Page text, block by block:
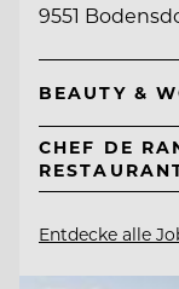
9551
BEAUTY &
CHEF DE
Entdecke alle